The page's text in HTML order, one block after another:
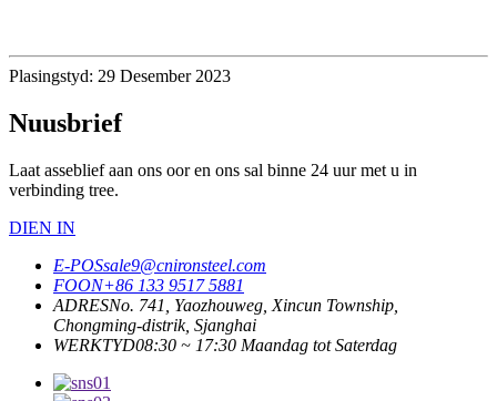
Plasingstyd: 29 Desember 2023
Nuusbrief
Laat asseblief aan ons oor en ons sal binne 24 uur met u in
verbinding tree.
DIEN IN
E-POSsale9@cnironsteel.com
FOON+86 133 9517 5881
ADRESNo. 741, Yaozhouweg, Xincun Township,
Chongming-distrik, Sjanghai
WERKTYD08:30 ~ 17:30 Maandag tot Saterdag